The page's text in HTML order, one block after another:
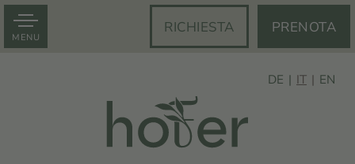
MENU
RICHIESTA PRENOTA
DE IT EN